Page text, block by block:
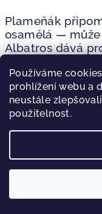
Používáme
prohlížení webu a
neustále
použitelnost.
Plameňák
osamělá —
Albatros dává
Tuleň přináší
kontaktu, aniž
osu.
Společně
aby se
Pomáhají jí
přítomná a